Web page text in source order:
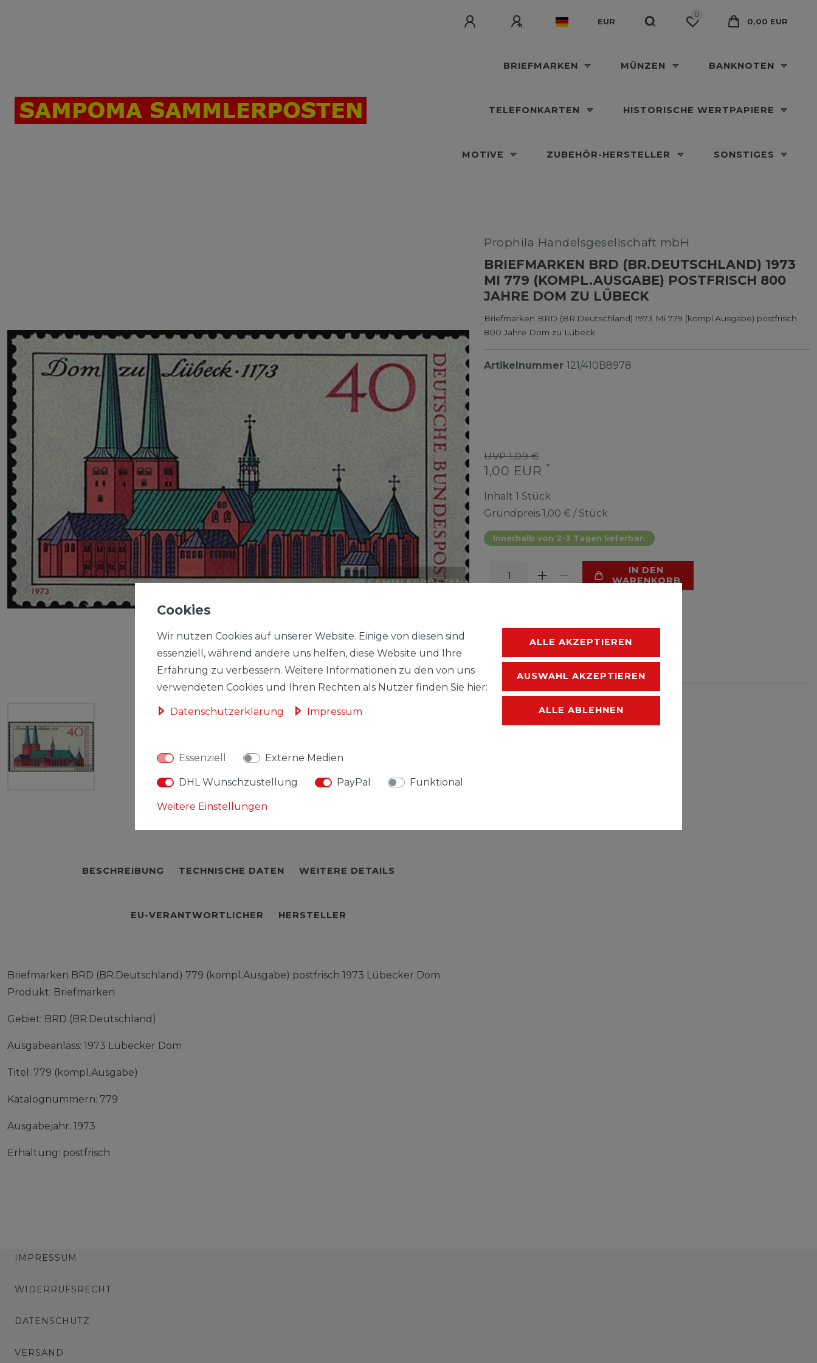
EUR
0
0,00 EUR
BRIEFMARKEN MÜNZEN BANKNOTEN
TELEFONKARTEN HISTORISCHE WERTPAPIERE
MOTIVE ZUBEHÖR-HERSTELLER SONSTIGES
Prophila Handelsgesellschaft mbH
BRIEFMARKEN BRD (BR.DEUTSCHLAND) 1973
MI 779 (KOMPL.AUSGABE) POSTFRISCH 800
JAHRE DOM ZU LÜBECK
Briefmarken BRD (BR.Deutschland) 1973 Mi 779 (kompl.Ausgabe) postfrisch
800 Jahre Dom zu Lübeck
Artikelnummer 121/410B8978
UVP 1,09 €
1,00 EUR *
Inhalt 1 Stück
Grundpreis 1,00 € / Stück
Innerhalb von 2-3 Tagen lieferbar.
IN DEN
WARENKORB
WUNSCHLISTE
BESCHREIBUNG TECHNISCHE DATEN WEITERE DETAILS
EU-VERANTWORTLICHER HERSTELLER
Briefmarken BRD (BR.Deutschland) 779 (kompl.Ausgabe) postfrisch 1973 Lübecker Dom
Produkt: Briefmarken
Gebiet: BRD (BR.Deutschland)
Ausgabeanlass: 1973 Lübecker Dom
Titel: 779 (kompl.Ausgabe)
Katalognummern: 779
Ausgabejahr: 1973
Erhaltung: postfrisch
IMPRESSUM
WIDERRUFSRECHT
DATENSCHUTZ
VERSAND
Cookies
Wir nutzen Cookies auf unserer Website. Einige von diesen sind
essenziell, während andere uns helfen, diese Website und Ihre
Erfahrung zu verbessern. Weitere Informationen zu den von uns
verwendeten Cookies und Ihren Rechten als Nutzer finden Sie hier:
Daten­schutz­erklärung Impressum
Essenziell Externe Medien
DHL Wunschzustellung PayPal Funktional
Weitere Einstellungen
ALLE AKZEPTIEREN
AUSWAHL AKZEPTIEREN
ALLE ABLEHNEN